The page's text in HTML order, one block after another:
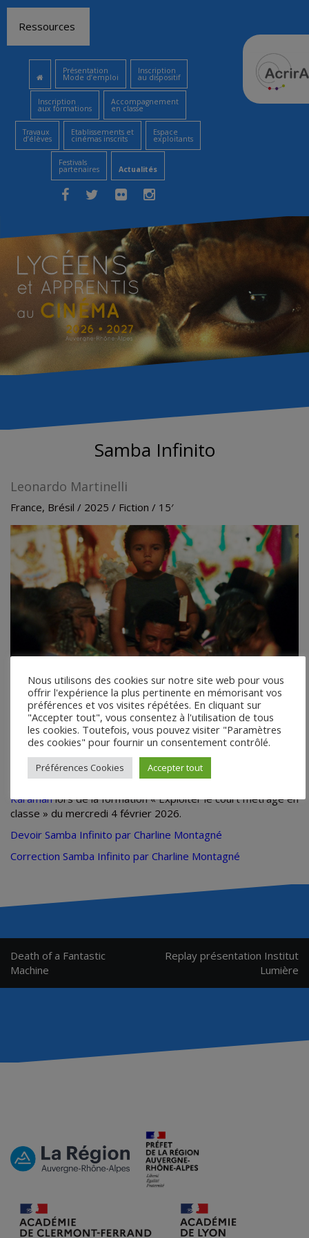
contenu
Ressources
Présentation
Mode d’emploi
Inscription
au dispositif
Inscription
aux formations
Accompagnement
en classe
Travaux
d’élèves
Etablissements et
cinémas inscrits
Espace
exploitants
Festivals
partenaires Actualités
Samba Infinito
Leonardo Martinelli
France, Brésil / 2025 / Fiction / 15′
Pendant le Carnaval de Rio, un agent de propreté de la
voirie est confronté au deuil de sa sœur tout en assumant
ses obligations professionnelles. Au milieu des festivités, il
trouve un enfant égaré qu’il décide d’aider.
Karamanlors de la formation « Exploiter le court métrage en
classe » du mercredi 4 février 2026.
Devoir Samba Infinito par Charline Montagné
Correction Samba Infinito par Charline Montagné
Navigation
de
l’article
Death of a Fantastic
Machine
Replay présentation Institut
Lumière
Nous utilisons des cookies sur notre site web pour vous
offrir l'expérience la plus pertinente en mémorisant vos
préférences et vos visites répétées. En cliquant sur
"Accepter tout", vous consentez à l'utilisation de tous
les cookies. Toutefois, vous pouvez visiter "Paramètres
des cookies" pour fournir un consentement contrôlé.
Préférences Cookies Accepter tout